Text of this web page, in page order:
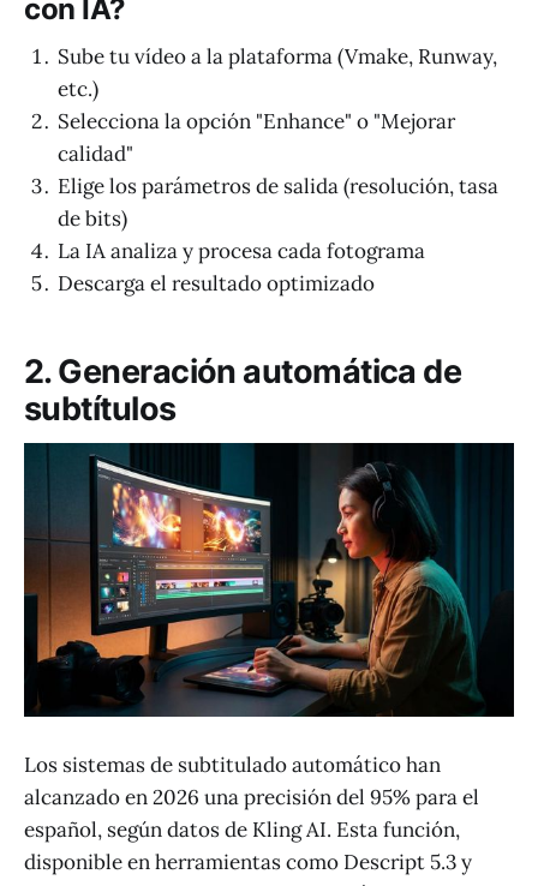
con IA?
Sube tu vídeo a la plataforma (Vmake, Runway,
etc.)
Selecciona la opción "Enhance" o "Mejorar
calidad"
Elige los parámetros de salida (resolución, tasa
de bits)
La IA analiza y procesa cada fotograma
Descarga el resultado optimizado
2. Generación automática de
subtítulos
Los sistemas de subtitulado automático han
alcanzado en 2026 una precisión del 95% para el
español, según datos de Kling AI. Esta función,
disponible en herramientas como Descript 5.3 y